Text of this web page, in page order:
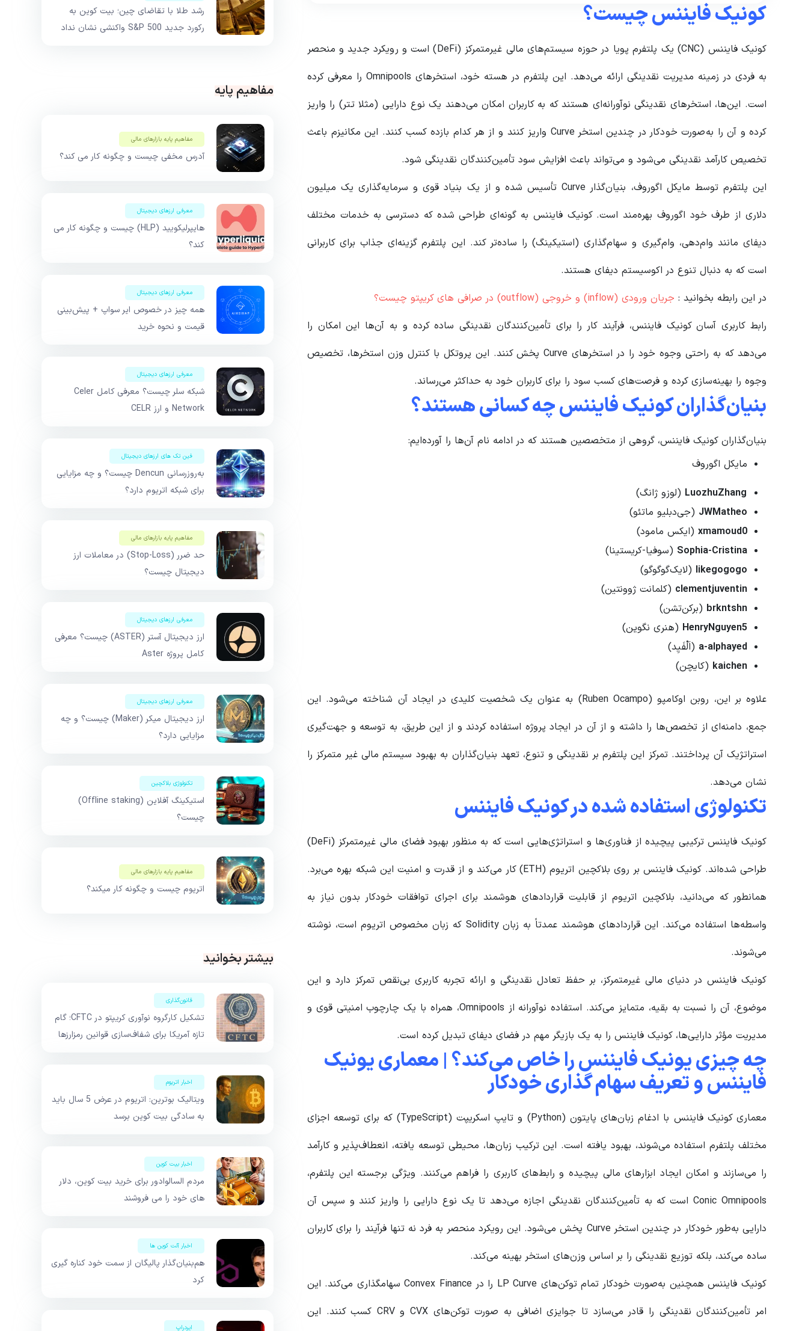
کونیک فایننس چیست؟
کونیک فایننس (CNC) یک پلتفرم پویا در حوزه سیستم‌های مالی غیرمتمرکز (DeFi) است و رویکرد جدید و منحصر
به فردی در زمینه مدیریت نقدینگی ارائه می‌دهد. این پلتفرم در هسته خود، استخرهای Omnipools را معرفی کرده
است. این‌ها، استخرهای نقدینگی نوآورانه‌ای هستند که به کاربران امکان می‌دهند یک نوع دارایی (مثلا تتر) را واریز
کرده و آن را به‌صورت خودکار در چندین استخر Curve واریز کنند و از هر کدام بازده کسب کنند. این مکانیزم باعث
تخصیص کارآمد نقدینگی می‌شود و می‌تواند باعث افزایش سود تأمین‌کنندگان نقدینگی شود.
این پلتفرم توسط مایکل اگوروف، بنیان‌گذار Curve تأسیس شده و از یک بنیاد قوی و سرمایه‌گذاری یک میلیون
دلاری از طرف خود اگوروف بهره‌مند است. کونیک فایننس به گونه‌ای طراحی شده که دسترسی به خدمات مختلف
دیفای مانند وام‌دهی، وام‌گیری و سهام‌گذاری (استیکینگ) را ساده‌تر کند. این پلتفرم گزینه‌ای جذاب برای کاربرانی
است که به دنبال تنوع در اکوسیستم دیفای هستند.
در این رابطه بخوانید‌ : جریان ورودی (inflow) و خروجی (outflow) در صرافی های کریپتو چیست؟
رابط کاربری آسان کونیک فایننس، فرآیند کار را برای تأمین‌کنندگان نقدینگی ساده کرده و به آن‌ها این امکان را
می‌دهد که به راحتی وجوه خود را در استخرهای Curve پخش کنند. این پروتکل با کنترل وزن استخرها، تخصیص
وجوه را بهینه‌سازی کرده و فرصت‌های کسب سود را برای کاربران خود به حداکثر می‌رساند.
بنیان‌گذاران کونیک فایننس چه کسانی هستند؟
بنیان‌گذاران کونیک فایننس، گروهی از متخصصین هستند که در ادامه نام آن‌ها را آورده‌ایم:
مایکل اگوروف
LuozhuZhang (لوزو ژانگ)
JWMatheo (جی‌دبلیو ماتئو)
xmamoud0
(ایکس مامود)
Sophia-Cristina (سوفیا-کریستینا)
likegogogo (لایک‌گوگوگو)
clementjuventin (کلمانت ژوونتین)
brkntshn (برکن‌تشن)
HenryNguyen5 (هنری نگوین)
a-alphayed (اَلْفَیِد)
kaichen (کایچن)
علاوه بر این، روبن اوکامپو (Ruben Ocampo) به عنوان یک شخصیت کلیدی در ایجاد آن شناخته می‌شود. این
جمع، دامنه‌ای از تخصص‌ها را داشته و از آن در ایجاد پروژه استفاده کردند و از این طریق، به توسعه و جهت‌گیری
استراتژیک آن پرداختند. تمرکز این پلتفرم بر نقدینگی و تنوع، تعهد بنیان‌گذاران به بهبود سیستم مالی غیر متمرکز را
نشان می‌دهد.
تکنولوژی استفاده شده در کونیک فایننس
کونیک فایننس ترکیبی پیچیده از فناوری‌ها و استراتژی‌هایی است که به منظور بهبود فضای مالی غیرمتمرکز (DeFi)
طراحی شده‌اند. کونیک فایننس بر روی بلاکچین اتریوم (ETH) کار می‌کند و از قدرت و امنیت این شبکه بهره می‌برد.
همانطور که می‌دانید، بلاکچین اتریوم از قابلیت‌ قراردادهای هوشمند برای اجرای توافقات خودکار بدون نیاز به
واسطه‌ها استفاده می‌کند. این قراردادهای هوشمند عمدتاً به زبان Solidity که زبان مخصوص اتریوم است، نوشته
می‌شوند.
کونیک فایننس در دنیای مالی غیرمتمرکز، بر حفظ تعادل نقدینگی و ارائه تجربه کاربری بی‌نقص تمرکز دارد و این
موضوع، آن را نسبت به بقیه، متمایز می‌کند. استفاده نوآورانه از Omnipools، همراه با یک چارچوب امنیتی قوی و
مدیریت مؤثر دارایی‌ها، کونیک فایننس را به یک بازیگر مهم در فضای دیفای تبدیل کرده است.
چه چیزی یونیک فایننس را خاص می‌کند؟ | معماری یونیک
فایننس و تعریف سهام گذاری خودکار
معماری کونیک فایننس با ادغام زبان‌های پایتون (Python) و تایپ اسکریپت (TypeScript) که برای توسعه اجزای
مختلف پلتفرم استفاده می‌شوند، بهبود یافته است. این ترکیب زبان‌ها، محیطی توسعه‌ یافته‌، انعطاف‌پذیر و کارآمد
را می‌سازند و امکان ایجاد ابزارهای مالی پیچیده و رابط‌های کاربری را فراهم می‌کنند. ویژگی برجسته این پلتفرم،
Conic Omnipools است که به تأمین‌کنندگان نقدینگی اجازه می‌دهد تا یک نوع دارایی را واریز کنند و سپس آن
دارایی به‌طور خودکار در چندین استخر Curve پخش می‌شود. این رویکرد منحصر به فرد نه تنها فرآیند را برای کاربران
ساده می‌کند، بلکه توزیع نقدینگی را بر اساس وزن‌های استخر بهینه می‌کند.
کونیک فایننس همچنین به‌صورت خودکار تمام توکن‌های LP Curve را در Convex Finance سهامگذاری می‌کند. این
امر تأمین‌کنندگان نقدینگی را قادر می‌سازد تا جوایزی اضافی به صورت توکن‌های CVX و CRV کسب کنند. این
رشد طلا با تقاضای چین؛ بیت کوین به
رکورد جدید S&P 500 واکنشی نشان نداد
مفاهیم پایه
مفاهیم پایه بازار‌های مالی
آدرس مخفی چیست و چگونه کار می کند؟
معرفی ارزهای دیجیتال
هایپرلیکویید (HLP) چیست و چگونه کار می
کند؟
معرفی ارزهای دیجیتال
همه چیز در خصوص ایر سواپ + پیش‌بینی
قیمت و نحوه خرید
معرفی ارزهای دیجیتال
شبکه سلر چیست؟ معرفی کامل Celer
Network و ارز CELR
فین تک های ارزهای دیجیتال
به‌روزرسانی Dencun چیست؟ و چه مزایایی
برای شبکه اتریوم دارد؟
مفاهیم پایه بازار‌های مالی
حد ضرر (Stop-Loss) در معاملات ارز
دیجیتال چیست؟
معرفی ارزهای دیجیتال
ارز دیجیتال آستر (ASTER) چیست؟ معرفی
کامل پروژه Aster
معرفی ارزهای دیجیتال
ارز دیجیتال میکر (Maker) چیست؟ و چه
مزایایی دارد؟
تکنولوژی بلاکچین
استیکینگ آفلاین (Offline staking)
چیست؟
مفاهیم پایه بازار‌های مالی
اتریوم چیست و چگونه کار میکند؟
بیشتر بخوانید
قانون‌گذاری
تشکیل کارگروه نوآوری کریپتو در CFTC؛ گام
تازه آمریکا برای شفاف‌سازی قوانین رمزارزها
اخبار اتریوم
ویتالیک بوترین: اتریوم در عرض 5 سال باید
به سادگی بیت کوین برسد
اخبار بیت کوین
مردم السالوادور برای خرید بیت کوین، دلار
های خود را می فروشند
اخبار آلت کوین ها
هم‌بنیان‌گذار پالیگان از سمت خود کناره گیری
کرد
ایردراپ